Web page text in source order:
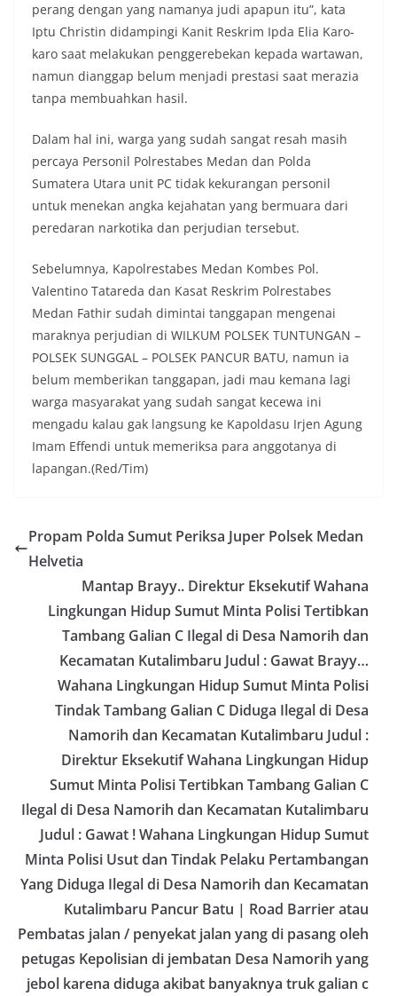
perang dengan yang namanya judi apapun itu”, kata
Iptu Christin didampingi Kanit Reskrim Ipda Elia Karo-
karo saat melakukan penggerebekan kepada wartawan,
namun dianggap belum menjadi prestasi saat merazia
tanpa membuahkan hasil.
Dalam hal ini, warga yang sudah sangat resah masih
percaya Personil Polrestabes Medan dan Polda
Sumatera Utara unit PC tidak kekurangan personil
untuk menekan angka kejahatan yang bermuara dari
peredaran narkotika dan perjudian tersebut.
Sebelumnya, Kapolrestabes Medan Kombes Pol.
Valentino Tatareda dan Kasat Reskrim Polrestabes
Medan Fathir sudah dimintai tanggapan mengenai
maraknya perjudian di WILKUM POLSEK TUNTUNGAN –
POLSEK SUNGGAL – POLSEK PANCUR BATU, namun ia
belum memberikan tanggapan, jadi mau kemana lagi
warga masyarakat yang sudah sangat kecewa ini
mengadu kalau gak langsung ke Kapoldasu Irjen Agung
Imam Effendi untuk memeriksa para anggotanya di
lapangan.(Red/Tim)
Propam Polda Sumut Periksa Juper Polsek Medan
Helvetia
Mantap Brayy.. Direktur Eksekutif Wahana
Lingkungan Hidup Sumut Minta Polisi Tertibkan
Tambang Galian C Ilegal di Desa Namorih dan
Kecamatan Kutalimbaru Judul : Gawat Brayy…
Wahana Lingkungan Hidup Sumut Minta Polisi
Tindak Tambang Galian C Diduga Ilegal di Desa
Namorih dan Kecamatan Kutalimbaru Judul :
Direktur Eksekutif Wahana Lingkungan Hidup
Sumut Minta Polisi Tertibkan Tambang Galian C
Ilegal di Desa Namorih dan Kecamatan Kutalimbaru
Judul : Gawat ! Wahana Lingkungan Hidup Sumut
Minta Polisi Usut dan Tindak Pelaku Pertambangan
Yang Diduga Ilegal di Desa Namorih dan Kecamatan
Kutalimbaru Pancur Batu | Road Barrier atau
Pembatas jalan / penyekat jalan yang di pasang oleh
petugas Kepolisian di jembatan Desa Namorih yang
jebol karena diduga akibat banyaknya truk galian c